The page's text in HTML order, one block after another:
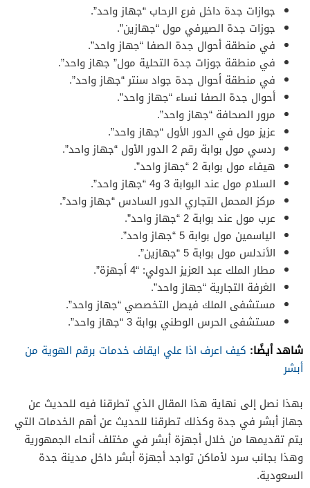
جوازات جدة داخل فرع الرحاب “جهاز واحد”.
جوزات جدة الصيرفي مول “جهازين”.
في منطقة أحوال جدة الصفا “جهاز واحد”.
في منطقة جوزات جدة التحلية مول” جهاز واحد”.
في منطقة أحوال جدة جواد سنتر “جهاز واحد”.
أحوال جدة الصفا نساء “جهاز واحد”.
مرور الصحافة “جهاز واحد”.
عزيز مول في الدور الأول “جهاز واحد”.
ردسي مول بوابة رقم 2 الدور الأول “جهاز واحد”.
هيفاء مول بوابة 2 “جهاز واحد”.
السلام مول عند البوابة 3 و4 “جهاز واحد”.
مركز المحمل التجاري الدور السادس “جهاز واحد”.
عرب مول عند بوابة 2 “جهاز واحد”.
الياسمين مول بوابة 5 “جهاز واحد”.
الأندلس مول بوابة 5 “جهازين”.
مطار الملك عبد العزيز الدولي: “4 أجهزة”.
الغرفة التجارية “جهاز واحد”.
مستشفى الملك فيصل التخصصي “جهاز واحد”.
مستشفى الحرس الوطني بوابة 3 “جهاز واحد”.
شاهد أيضًا: كيف اعرف اذا علي ايقاف خدمات برقم الهوية من
أبشر
بهذا نصل إلى نهاية هذا المقال الذي تطرقنا فيه للحديث عن
جهاز أبشر في جدة وكذلك تطرقنا للحديث عن أهم الخدمات التي
يتم تقديمها من خلال أجهزة أبشر في مختلف أنحاء الجمهورية
وهذا بجانب سرد لأماكن تواجد أجهزة أبشر داخل مدينة جدة
السعودية.